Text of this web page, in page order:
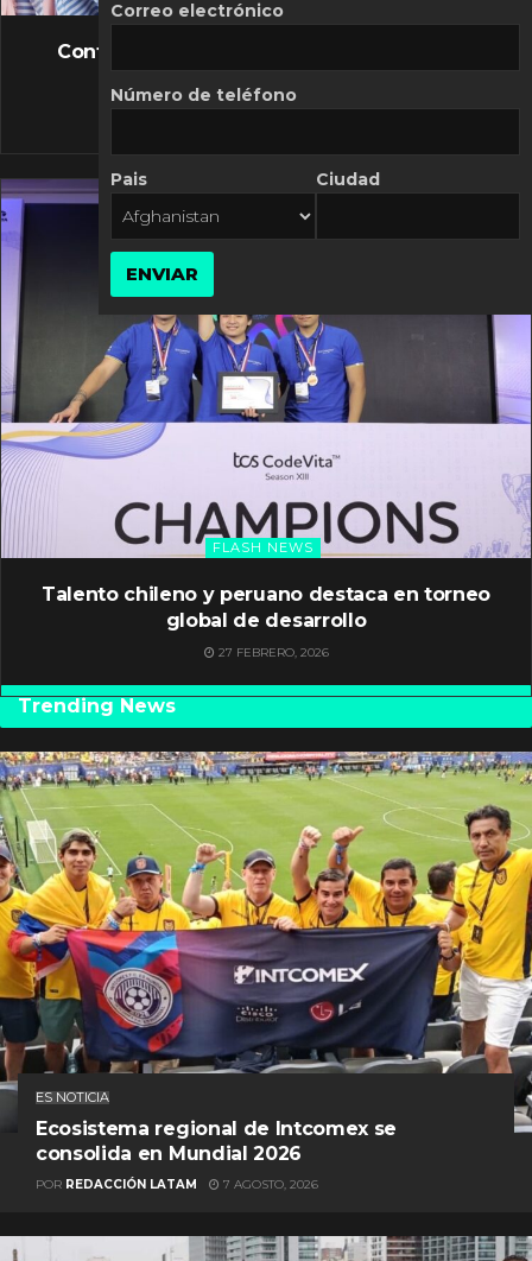
FLASH NEWS
Controversia de Mercado Libre por costos
10 MARZO, 2026
FLASH NEWS
Talento chileno y peruano destaca en torneo
global de desarrollo
27 FEBRERO, 2026
Trending News
ES NOTICIA
Ecosistema regional de Intcomex se
consolida en Mundial 2026
POR REDACCIÓN LATAM 7 AGOSTO, 2026
Correo electrónico
Número de teléfono
Pais Ciudad
ENVIAR